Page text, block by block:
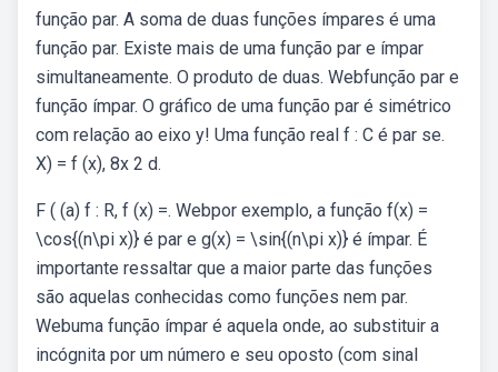
função par. A soma de duas funções ímpares é uma
função par. Existe mais de uma função par e ímpar
simultaneamente. O produto de duas. Webfunção par e
função ímpar. O gráfico de uma função par é simétrico
com relação ao eixo y! Uma função real f : C é par se.
X) = f (x), 8x 2 d.
F ( (a) f : R, f (x) =. Webpor exemplo, a função f(x) =
\cos{(n\pi x)} é par e g(x) = \sin{(n\pi x)} é ímpar. É
importante ressaltar que a maior parte das funções
são aquelas conhecidas como funções nem par.
Webuma função ímpar é aquela onde, ao substituir a
incógnita por um número e seu oposto (com sinal